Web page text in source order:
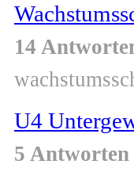
14
U4
5 Antworten